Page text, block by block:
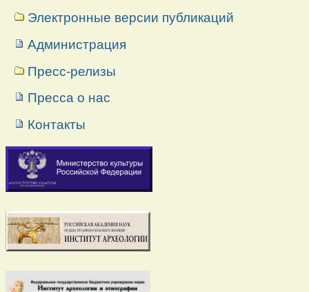
Электронные версии публикаций
Администрация
Пресс-релизы
Пресса о нас
Контакты